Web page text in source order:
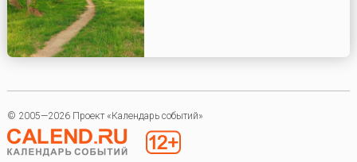
© 2005—2026 Проект «Календарь событий»